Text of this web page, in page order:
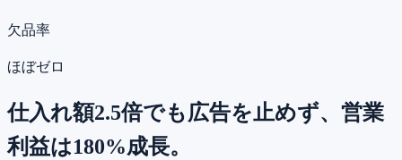
欠品率
ほぼゼロ
仕入れ額2.5倍でも広告を止めず、営業
利益は180%成長。